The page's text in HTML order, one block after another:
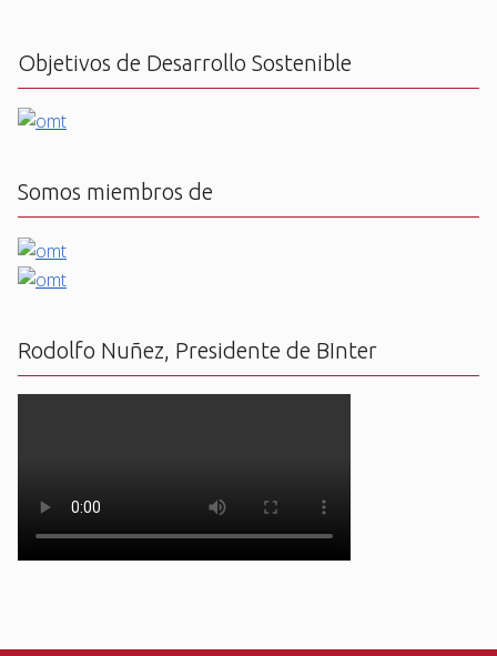
Objetivos de Desarrollo Sostenible
Somos miembros de
Rodolfo Nuñez, Presidente de BInter